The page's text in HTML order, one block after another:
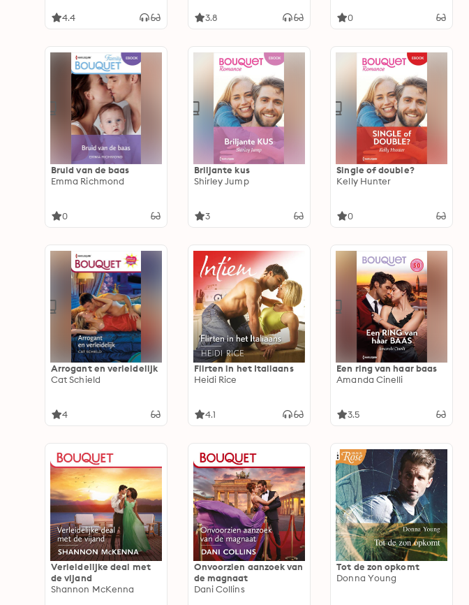
4.4 3.8 0
Bruid van de baas
Emma Richmond
0
Briljante kus
Shirley Jump
3
Single of double?
Kelly Hunter
0
Arrogant en verleidelijk
Cat Schield
4
Flirten in het Italiaans
Heidi Rice
4.1
Een ring van haar baas
Amanda Cinelli
3.5
Verleidelijke deal met
de vijand
Shannon McKenna
Onvoorzien aanzoek van
de magnaat
Dani Collins
Tot de zon opkomt
Donna Young